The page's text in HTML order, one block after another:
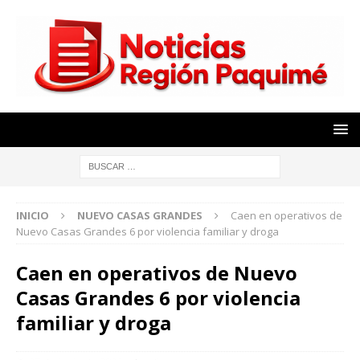
INICIO NUEVO CASAS GRANDES
Caen en operativos de
Nuevo Casas Grandes 6 por violencia familiar y droga
Caen en operativos de Nuevo
Casas Grandes 6 por violencia
familiar y droga